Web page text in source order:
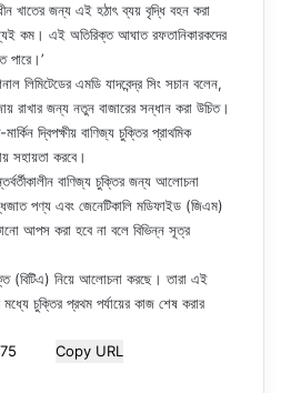
খাতের জন্য এই হঠাৎ ব্যয় বৃদ্ধি বহন করা
কম। এই অতিরিক্ত আঘাত রফতানিকারকদের
পারে।’
লিমিটেডের এমডি যাদবেন্দ্র সিং সচান বলেন,
রাখার জন্য নতুন বাজারের সন্ধান করা উচিত।
দ্বিপক্ষীয় বাণিজ্য চুক্তির প্রাথমিক
সহায়তা করবে।
বাণিজ্য চুক্তির জন্য আলোচনা
পণ্য এবং জেনেটিকালি মডিফাইড (জিএম)
আপস করা হবে না বলে বিভিন্ন সূত্র
(বিটিএ) নিয়ে আলোচনা করছে। তারা এই
চুক্তির প্রথম পর্যায়ের কাজ শেষ করার
Copy URL